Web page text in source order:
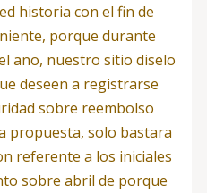
historia con el fin de
porque durante
ano, nuestro sitio diselo
deseen a registrarse
sobre reembolso
propuesta, solo bastara
referente a los iniciales
sobre abril de porque